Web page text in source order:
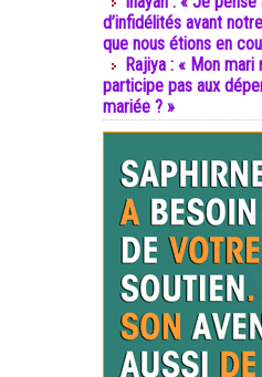
d’infidélités avant
que nous étions en
Rajiya : « Mon
participe pas aux
mariée ? »